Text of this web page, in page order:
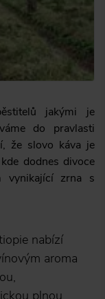
jakými je
do pravlasti
že slovo káva je
dodnes divoce
vynikající zrna s
nabízí
aroma
plnou